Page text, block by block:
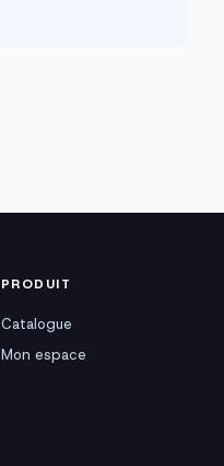
PRODUIT
Catalogue
Mon espace